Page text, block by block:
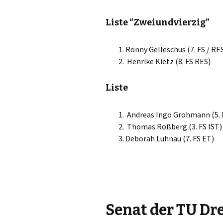
Liste “Zweiundvierzig”
Ronny Gelleschus (7. FS /
Henrike Kietz (8. FS RES)
Liste
Andreas Ingo Grohmann (5.
Thomas Roßberg (3. FS IST)
Deborah Luhnau (7. FS ET)
Senat der TU